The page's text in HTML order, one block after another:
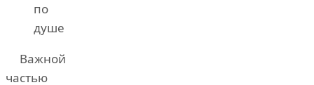
по
душе
Важной
частью